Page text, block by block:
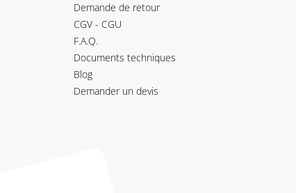
Demande de retour
CGV - CGU
F.A.Q.
Documents techniques
Blog
Demander un devis